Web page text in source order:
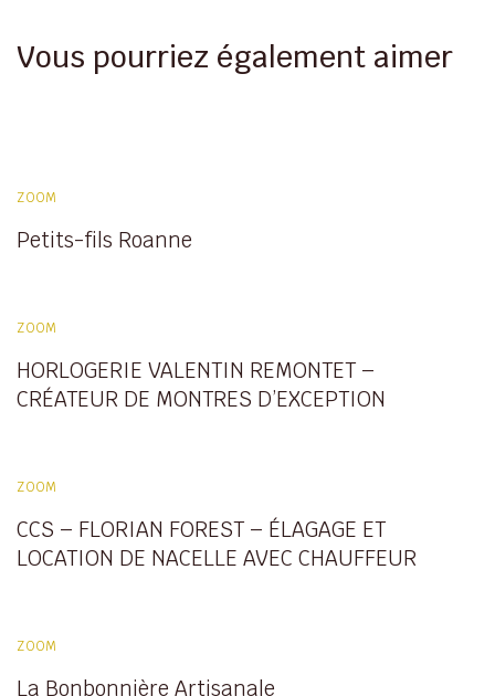
Vous pourriez également aimer
ZOOM
Petits-fils Roanne
ZOOM
HORLOGERIE VALENTIN REMONTET –
CRÉATEUR DE MONTRES D’EXCEPTION
ZOOM
CCS – FLORIAN FOREST – ÉLAGAGE ET
LOCATION DE NACELLE AVEC CHAUFFEUR
ZOOM
La Bonbonnière Artisanale